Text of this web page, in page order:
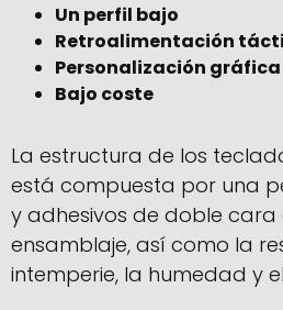
Un perfil bajo
Retroalimentación
Personalización gráfica
Bajo coste
La estructura de los
está compuesta por una
y adhesivos de doble
ensamblaje, así como la
intemperie, la humedad y